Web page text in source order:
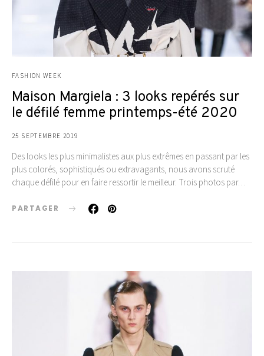
FASHION WEEK
Maison Margiela : 3 looks repérés sur
le défilé femme printemps-été 2020
25 SEPTEMBRE 2019
Des looks les plus minimalistes aux plus extrêmes en passant par les
plus colorés, sophistiqués ou extravagants, nous avons scruté
chaque défilé pour en faire ressortir le meilleur. Trois photos par…
PARTAGER